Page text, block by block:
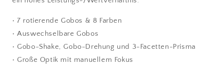
• 7 rotierende Gobos & 8 Farben
• Auswechselbare Gobos
• Gobo-Shake, Gobo-Drehung und 3-Facetten-Prisma
• Große Optik mit manuellem Fokus